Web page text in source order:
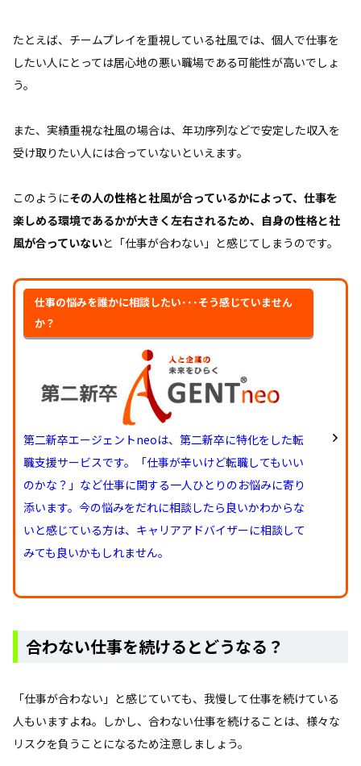
たとえば、チームプレイを重視している社風では、個人で仕事を
したい人にとっては居心地の悪い職場である可能性が高いでしょ
う。
また、実績重視な社風の場合は、年功序列などで安定した収入を
受け取りたい人には合っていないといえます。
このようにその人の性格と社風が合っているかによって、仕事を
楽しめる環境であるかが大きく左右されるため、自身の性格と社
風が合っていないと「仕事が合わない」と感じてしまうのです。
仕事の悩みを誰かに相談したい･･･そう感じていません
か？
第二新卒エージェントneoは、第二新卒に特化をした転
職支援サービスです。「仕事が辛いけど転職してもいい
のかな？」など仕事に関する一人ひとりのお悩みに寄り
添います。今の悩みをだれに相談したら良いかわからな
いと感じている方は、キャリアアドバイザーに相談して
みても良いかもしれません。
合わない仕事を続けるとどうなる？
「仕事が合わない」と感じていても、我慢して仕事を続けている
人もいますよね。しかし、合わない仕事を続けることは、様々な
リスクを負うことになるため注意しましょう。